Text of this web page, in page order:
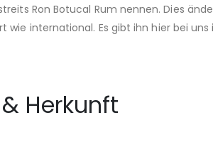
Ron Botucal Rum nennen. Dies
international. Es gibt ihn hier bei uns
Herkunft